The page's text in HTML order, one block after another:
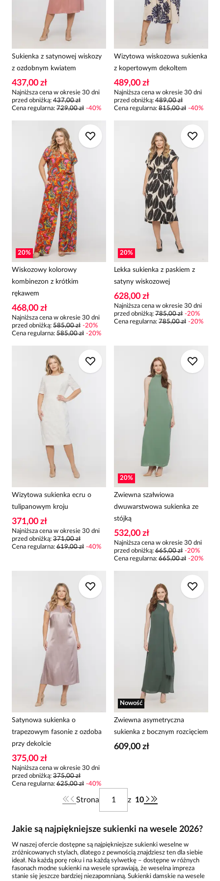
Sukienka z satynowej wiskozy
z ozdobnym kwiatem
437,00 zł
Najniższa cena w okresie 30 dni
przed obniżką: 437,00 zł
Cena regularna: 729,00 zł -40%
Wizytowa wiskozowa sukienka
z kopertowym dekoltem
489,00 zł
Najniższa cena w okresie 30 dni
przed obniżką: 489,00 zł
Cena regularna: 815,00 zł -40%
20%
Wiskozowy kolorowy
kombinezon z krótkim
rękawem
468,00 zł
Najniższa cena w okresie 30 dni
przed obniżką: 585,00 zł -20%
Cena regularna: 585,00 zł -20%
20%
Lekka sukienka z paskiem z
satyny wiskozowej
628,00 zł
Najniższa cena w okresie 30 dni
przed obniżką: 785,00 zł -20%
Cena regularna: 785,00 zł -20%
Wizytowa sukienka ecru o
tulipanowym kroju
371,00 zł
Najniższa cena w okresie 30 dni
przed obniżką: 371,00 zł
Cena regularna: 619,00 zł -40%
20%
Zwiewna szałwiowa
dwuwarstwowa sukienka ze
stójką
532,00 zł
Najniższa cena w okresie 30 dni
przed obniżką: 665,00 zł -20%
Cena regularna: 665,00 zł -20%
Satynowa sukienka o
trapezowym fasonie z ozdoba
przy dekolcie
375,00 zł
Najniższa cena w okresie 30 dni
przed obniżką: 375,00 zł
Cena regularna: 625,00 zł -40%
Nowość
Zwiewna asymetryczna
sukienka z bocznym rozcięciem
609,00 zł
Strona z 10
Jakie są najpiękniejsze sukienki na wesele 2026?
W naszej ofercie dostępne są najpiękniejsze sukienki weselne w
zróżnicowanych stylach, dlatego z pewnością znajdziesz ten dla siebie
ideał. Na każdą porę roku i na każdą sylwetkę – dostępne w różnych
fasonach modne sukienki na wesele sprawiają, że weselna impreza
stanie się jeszcze bardziej niezapomnianą. Sukienki damskie na wesele